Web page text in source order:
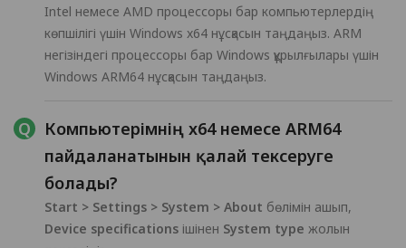
Intel немесе AMD процессоры бар компьютерлердің
көпшілігі үшін Windows x64 нұсқасын таңдаңыз. ARM
негізіндегі процессоры бар Windows құрылғылары үшін
Windows ARM64 нұсқасын таңдаңыз.
Компьютерімнің x64 немесе ARM64
пайдаланатынын қалай тексеруге
болады?
Start > Settings > System > About бөлімін ашып,
Device specifications ішінен System type жолын